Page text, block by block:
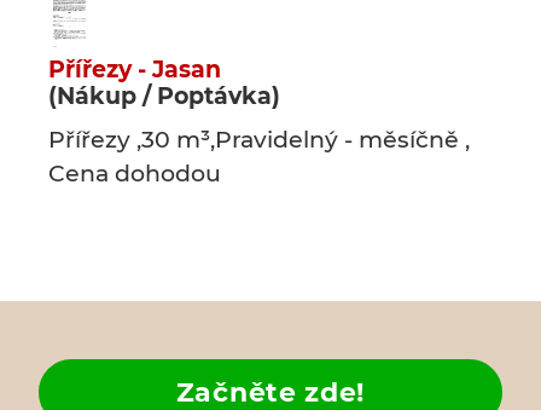
Přířezy - Jasan
(Nákup / Poptávka)
Přířezy ,30 m³,Pravidelný - měsíčně ,
Cena dohodou
Začněte zde!